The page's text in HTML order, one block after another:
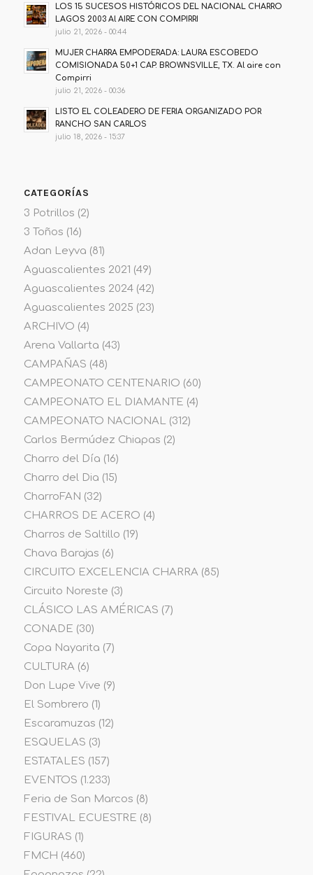
LOS 15 SUCESOS HISTÓRICOS DEL NACIONAL CHARRO
LAGOS 2003 Al AIRE CON COMPIRRI
julio 21, 2026 - 00:44
MUJER CHARRA EMPODERADA: LAURA ESCOBEDO
COMISIONADA 50+1 CAP. BROWNSVILLE, TX. Al aire con
Compirri
julio 21, 2026 - 00:36
LISTO EL COLEADERO DE FERIA ORGANIZADO POR
RANCHO SAN CARLOS
julio 18, 2026 - 15:37
CATEGORÍAS
3 Potrillos (2)
3 Toños (16)
Adan Leyva (81)
Aguascalientes 2021 (49)
Aguascalientes 2024(42)
Aguascalientes 2025 (23)
ARCHIVO (4)
Arena Vallarta (43)
CAMPAÑAS (48)
CAMPEONATO CENTENARIO (60)
CAMPEONATO EL DIAMANTE (4)
CAMPEONATO NACIONAL(312)
Carlos Bermúdez Chiapas (2)
Charro del Día (16)
Charro del Dia (15)
CharroFAN (32)
CHARROS DE ACERO (4)
Charros de Saltillo (19)
Chava Barajas (6)
CIRCUITO EXCELENCIA CHARRA(85)
Circuito Noreste (3)
CLÁSICO LAS AMÉRICAS (7)
CONADE (30)
Copa Nayarita (7)
CULTURA(6)
Don Lupe Vive (9)
El Sombrero (1)
Escaramuzas (12)
ESQUELAS (3)
ESTATALES (157)
EVENTOS (1.233)
Feria de San Marcos (8)
FESTIVAL ECUESTRE (8)
FIGURAS (1)
FMCH (460)